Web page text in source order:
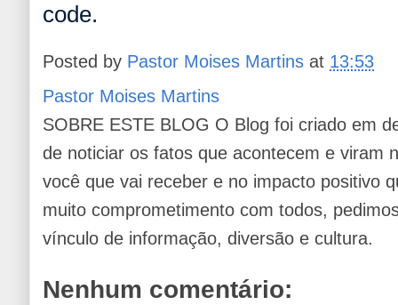
code.
Posted by Pastor Moises Martins at 13:53
Pastor Moises Martins
SOBRE ESTE BLOG O Blog foi criado em
de noticiar os fatos que acontecem e viram
você que vai receber e no impacto positivo
muito comprometimento com todos,
vínculo de informação, diversão e cultura.
Nenhum comentário: